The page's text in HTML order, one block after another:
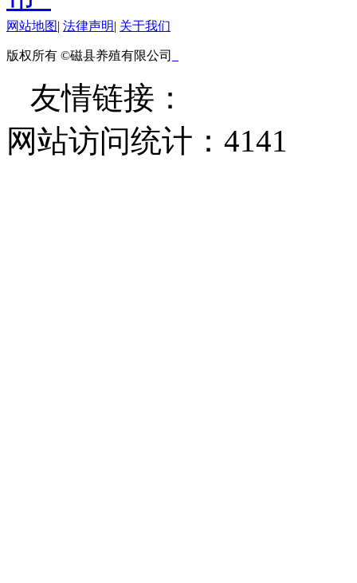
网站地图| 法律声明| 关于我们
版权所有 ©磁县养殖有限公司
友情链接：
网站访问统计： 4141